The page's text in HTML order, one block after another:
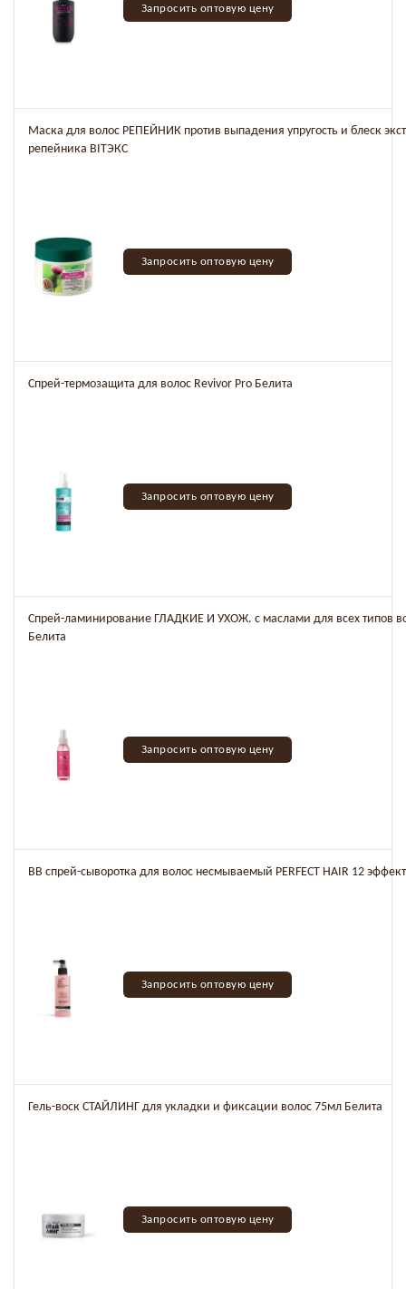
Запросить оптовую цену
Маска для волос РЕПЕЙНИК против выпадения упругость и блеск
репейника BITЭКС
Запросить оптовую цену
Спрей-термозащита для волос Revivor Pro Белита
Запросить оптовую цену
Спрей-ламинирование ГЛАДКИЕ И УХОЖ. с маслами для всех типов
Белита
Запросить оптовую цену
ВВ спрей-сыворотка для волос несмываемый PERFECT HAIR 12
Запросить оптовую цену
Гель-воск СТАЙЛИНГ для укладки и фиксации волос 75мл Белита
Запросить оптовую цену